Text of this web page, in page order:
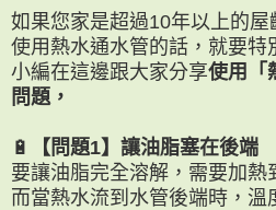
如果您家是超過10年以上的屋
使用熱水通水管的話，就要特
小編在這邊跟大家分享使用「
問題，
🔋
【問題1】讓油脂塞在後端
要讓油脂完全溶解，需要加熱
而當熱水流到水管後端時，溫